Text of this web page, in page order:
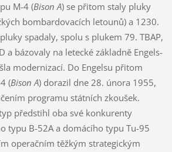
M-4 (Bison A) se přitom staly pluky
bombardovacích letounů) a 1230.
spadaly, spolu s plukem 79. TBAP,
a bázovaly na letecké základně Engels-
modernizací. Do Engelsu přitom
(Bison A) dorazil dne 28. února 1955,
programu státních zkoušek.
předstihl oba své konkurenty
typu B-52A a domácího typu Tu-95
operačním těžkým strategickým